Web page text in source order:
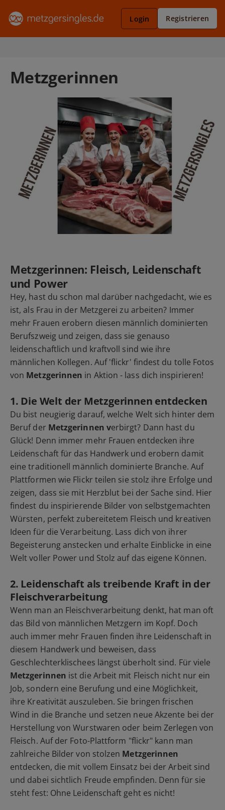
Login Registrieren
Metzgerinnen
Metzgerinnen: Fleisch, Leidenschaft
und Power
Hey, hast du schon mal darüber nachgedacht, wie es
ist, als Frau in der Metzgerei zu arbeiten? Immer
mehr Frauen erobern diesen männlich dominierten
Berufszweig und zeigen, dass sie genauso
leidenschaftlich und kraftvoll sind wie ihre
männlichen Kollegen. Auf 'flickr' findest du tolle Fotos
von Metzgerinnen in Aktion - lass dich inspirieren!
1. Die Welt der Metzgerinnen entdecken
Du bist neugierig darauf, welche Welt sich hinter dem
Beruf der Metzgerinnen verbirgt? Dann hast du
Glück! Denn immer mehr Frauen entdecken ihre
Leidenschaft für das Handwerk und erobern damit
eine traditionell männlich dominierte Branche. Auf
Plattformen wie Flickr teilen sie stolz ihre Erfolge und
zeigen, dass sie mit Herzblut bei der Sache sind. Hier
findest du inspirierende Bilder von selbstgemachten
Würsten, perfekt zubereitetem Fleisch und kreativen
Ideen für die Verarbeitung. Lass dich von ihrer
Begeisterung anstecken und erhalte Einblicke in eine
Welt voller Power und Stolz auf das eigene Können.
2. Leidenschaft als treibende Kraft in der
Fleischverarbeitung
Wenn man an Fleischverarbeitung denkt, hat man oft
das Bild von männlichen Metzgern im Kopf. Doch
auch immer mehr Frauen finden ihre Leidenschaft in
diesem Handwerk und beweisen, dass
Geschlechterklischees längst überholt sind. Für viele
Metzgerinnen ist die Arbeit mit Fleisch nicht nur ein
Job, sondern eine Berufung und eine Möglichkeit,
ihre Kreativität auszuleben. Sie bringen frischen
Wind in die Branche und setzen neue Akzente bei der
Herstellung von Wurstwaren oder beim Zerlegen von
Fleisch. Auf der Foto-Plattform "flickr" kann man
zahlreiche Bilder von stolzen Metzgerinnen
entdecken, die mit vollem Einsatz bei der Arbeit sind
und dabei sichtlich Freude empfinden. Denn für sie
steht fest: Ohne Leidenschaft geht es nicht!